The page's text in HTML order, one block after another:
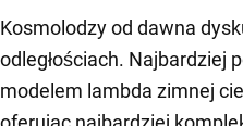
Kosmolodzy od dawna
odległościach. Najbardziej
modelem lambda zimnej